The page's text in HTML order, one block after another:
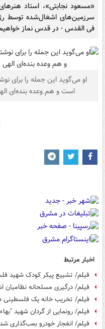
«مسعود نجابتی»، استاد
سرزمین‌های اشغال‌شده توسط
فی القدس - در قدس نماز
او می‌گوید این جمله را برای
است و هم وعده بنده‌ای
اخبار مرتبط
فیلم/ تشییع پیکر کودک شهید
فیلم/ درگیری مسلحانه نظامیان
فیلم/ تخریب خانه یک فلسطینی
فیلم/ رونمایی از گردان شهید
فیلم/ انفجار خودرو